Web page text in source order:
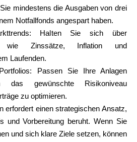
mindestens die Ausgaben von drei
Notfallfonds angespart haben.
Halten Sie sich über
wie Zinssätze, Inflation und
Laufenden.
Passen Sie Ihre Anlagen
gewünschte Risikoniveau
zu optimieren.
erfordert einen strategischen Ansatz,
und Vorbereitung beruht. Wenn Sie
und sich klare Ziele setzen, können